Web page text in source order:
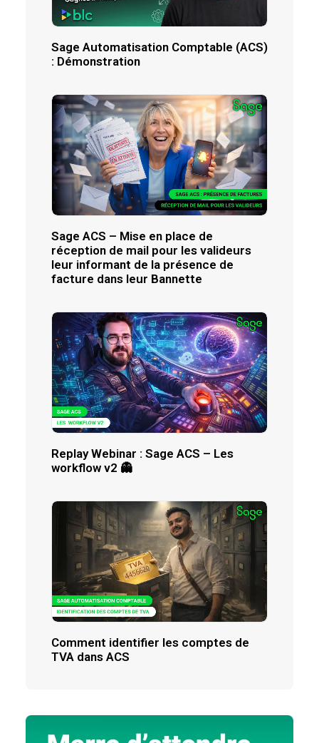
Sage Automatisation Comptable (ACS)
: Démonstration
Sage ACS – Mise en place de
réception de mail pour les valideurs
leur informant de la présence de
facture dans leur Bannette
Replay Webinar : Sage ACS – Les
workflow v2 👻
Comment identifier les comptes de
TVA dans ACS